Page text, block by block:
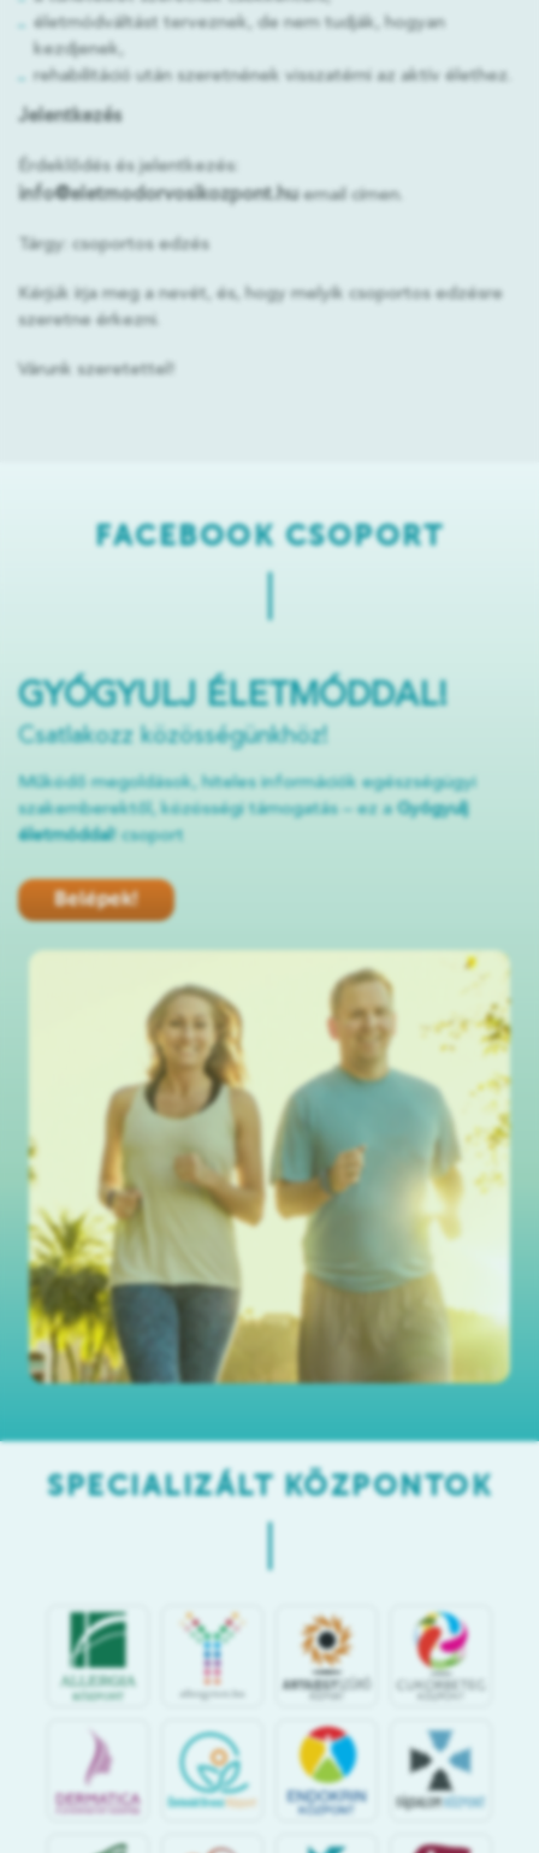
életmódváltást terveznek, de nem tudják, hogyan
kezdjenek,
rehabilitáció után szeretnének visszatérni az aktív élethez.
Jelentkezés
Érdeklődés és jelentkezés:
info@eletmodorvosikozpont.hu email címen.
Tárgy: csoportos edzés
Kérjük írja meg a nevét, és, hogy melyik csoportos edzésre
szeretne érkezni.
Várunk szeretettel!
FACEBOOK CSOPORT
GYÓGYULJ ÉLETMÓDDAL!
Csatlakozz közösségünkhöz!
Működő megoldások, hiteles információk egészségügyi
szakemberektől, közösségi támogatás – ez a Gyógyulj
életmóddal! csoport
Belépek!
SPECIALIZÁLT KÖZPONTOK